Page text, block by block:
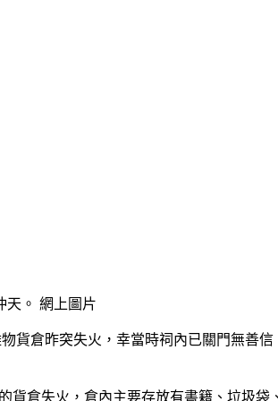
天。 網上圖片
貨倉昨突失火，幸當時祠內已關門無善
貨倉失火，倉內主要存放有書籍、垃圾